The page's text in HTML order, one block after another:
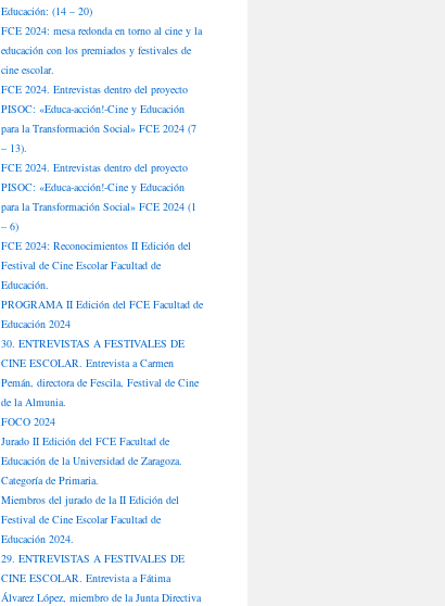
Educación: (14 – 20)
FCE 2024: mesa redonda en torno al cine y la
educación con los premiados y festivales de
cine escolar.
FCE 2024. Entrevistas dentro del proyecto
PISOC: «Educa-acción!-Cine y Educación
para la Transformación Social» FCE 2024 (7
– 13).
FCE 2024. Entrevistas dentro del proyecto
PISOC: «Educa-acción!-Cine y Educación
para la Transformación Social» FCE 2024 (1
– 6)
FCE 2024: Reconocimientos II Edición del
Festival de Cine Escolar Facultad de
Educación.
PROGRAMA II Edición del FCE Facultad de
Educación 2024
30. ENTREVISTAS A FESTIVALES DE
CINE ESCOLAR. Entrevista a Carmen
Pemán, directora de Fescila, Festival de Cine
de la Almunia.
FOCO 2024
Jurado II Edición del FCE Facultad de
Educación de la Universidad de Zaragoza.
Categoría de Primaria.
Miembros del jurado de la II Edición del
Festival de Cine Escolar Facultad de
Educación 2024.
29. ENTREVISTAS A FESTIVALES DE
CINE ESCOLAR. Entrevista a Fátima
Álvarez López, miembro de la Junta Directiva